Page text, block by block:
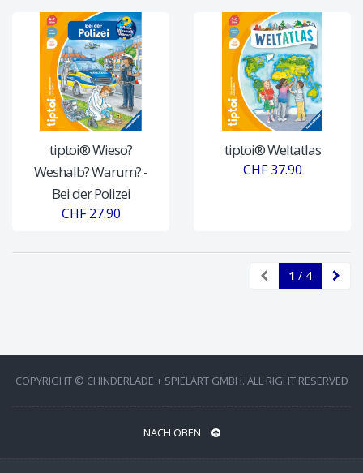
tiptoi® Wieso?
Weshalb? Warum? -
Bei der Polizei
CHF 27.90
tiptoi® Weltatlas
CHF 37.90
1 / 4
COPYRIGHT © CHINDERLADE + SPIELART GMBH. ALL RIGHT RESERVED
NACH OBEN